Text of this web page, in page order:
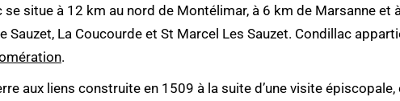
situe à 12 km au nord de Montélimar, à 6 km de Marsanne et
La Coucourde et St Marcel Les Sauzet. Condillac
.
aux liens construite en 1509 à la suite d’une visite